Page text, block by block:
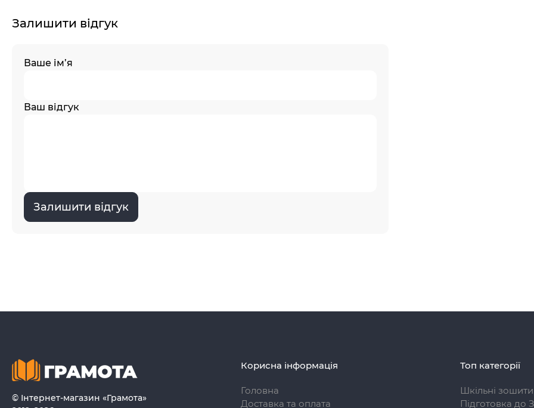
Залишити відгук
Ваше ім’я
Ваш відгук
Залишити відгук
© Інтернет-магазин «Грамота»
Корисна інформація
Головна
Доставка та оплата
Топ категорії
Шкільні
Підготовка до